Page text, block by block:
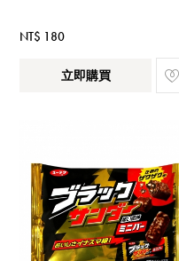
NT$ 180
立即購買